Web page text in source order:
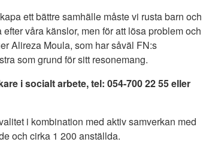
ett bättre samhälle måste vi rusta barn och
våra känslor, men för att lösa problem och
Alireza Moula, som har såväl FN:s
som grund för sitt resonemang.
i socialt arbete, tel: 054-700 22 55 eller
i kombination med aktiv samverkan med
och cirka 1 200 anställda.